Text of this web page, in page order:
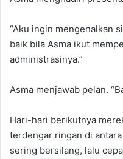
“Aku ingin mengenalkan
baik bila Asma ikut
administrasinya.”
Asma menjawab pelan.
Hari-hari berikutnya
terdengar ringan di
sering bersilang, lalu